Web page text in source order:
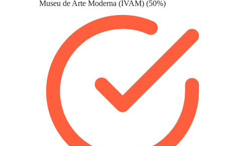
Museu de Arte Moderna (IVAM) (50%)